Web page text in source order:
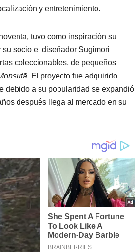
y entretenimiento.
tuvo como inspiración su
socio el diseñador Sugimori
coleccionables, de pequeños
. El proyecto fue adquirido
debido a su popularidad se expandió
después llega al mercado en su